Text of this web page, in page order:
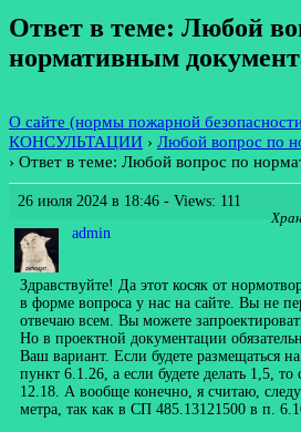
Ответ в теме: Любой
нормативным
О сайте (нормы пожарной
КОНСУЛЬТАЦИИ › Любой вопрос по
› Ответ в теме: Любой вопрос по
26 июля 2024 в 18:46 - Views: 111
admin
Здравствуйте! Да этот косяк от
в форме вопроса у нас на сайте. Вы не
отвечаю всем. Вы можете
Но в проектной документации
Ваш вариант. Если будете размещаться
пункт 6.1.26, а если будете делать 1,5, то
12.18. А вообще конечно, я считаю,
метра, так как в СП 485.13121500 в п.